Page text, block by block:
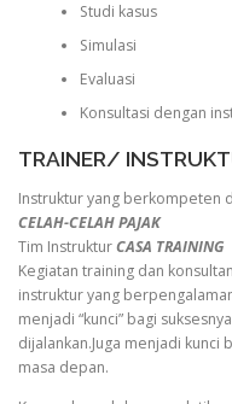
Studi kasus
Simulasi
Evaluasi
Konsultasi dengan
TRAINER/
Instruktur yang berkompeten
CELAH-CELAH PAJAK
Tim InstrukturCASA TRAINING
Kegiatan training dan
instruktur yang
menjadi “kunci” bagi
dijalankan.Juga menjadi
masa depan.